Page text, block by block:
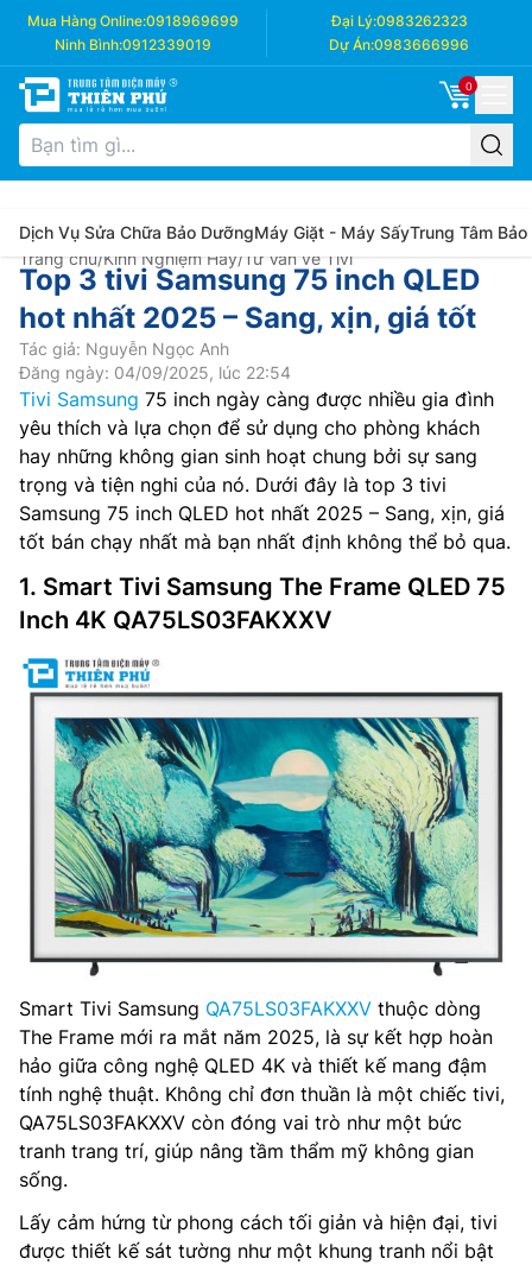
Mua Hàng Online:0918969699 Đại Lý:0983262323
Ninh Bình:0912339019 Dự Án:0983666996
0
Dịch Vụ Sửa Chữa Bảo DưỡngMáy Giặt - Máy SấyTrung Tâm Bảo
Trang chủ/Kinh Nghiệm Hay/Tư Vấn về Tivi
Top 3 tivi Samsung 75 inch QLED
hot nhất 2025 – Sang, xịn, giá tốt
Tác giả: Nguyễn Ngọc Anh
Đăng ngày: 04/09/2025, lúc 22:54
Tivi Samsung 75 inch ngày càng được nhiều gia đình
yêu thích và lựa chọn để sử dụng cho phòng khách
hay những không gian sinh hoạt chung bởi sự sang
trọng và tiện nghi của nó. Dưới đây là top 3 tivi
Samsung 75 inch QLED hot nhất 2025 – Sang, xịn, giá
tốt bán chạy nhất mà bạn nhất định không thể bỏ qua.
1. Smart Tivi Samsung The Frame QLED 75
Inch 4K QA75LS03FAKXXV
Smart Tivi Samsung QA75LS03FAKXXV thuộc dòng
The Frame mới ra mắt năm 2025, là sự kết hợp hoàn
hảo giữa công nghệ QLED 4K và thiết kế mang đậm
tính nghệ thuật. Không chỉ đơn thuần là một chiếc tivi,
QA75LS03FAKXXV còn đóng vai trò như một bức
tranh trang trí, giúp nâng tầm thẩm mỹ không gian
sống.
Lấy cảm hứng từ phong cách tối giản và hiện đại, tivi
được thiết kế sát tường như một khung tranh nổi bật